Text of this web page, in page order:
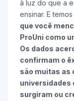
à luz do que a
ensinar. E
que você
ProUni como
Os dados
confirmam o
são muitas as
universidades
surgiram ou